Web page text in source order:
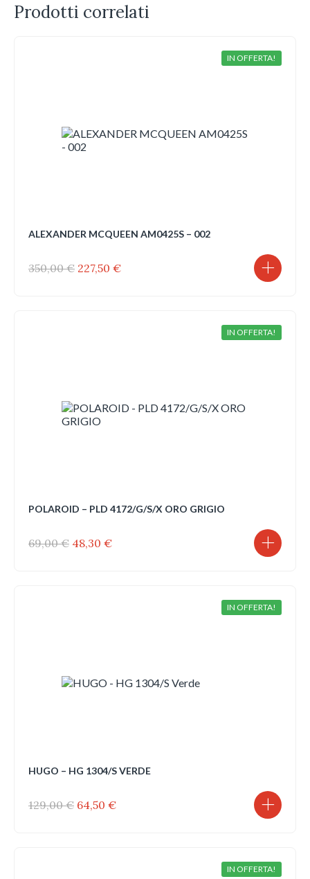
Prodotti correlati
IN OFFERTA!
ALEXANDER MCQUEEN AM0425S – 002
350,00€ Il
227,50 €Il
IN OFFERTA!
POLAROID – PLD 4172/G/S/X ORO GRIGIO
69,00€ Il
48,30 €Il
IN OFFERTA!
HUGO – HG 1304/S VERDE
129,00€ Il
64,50 €Il
IN OFFERTA!